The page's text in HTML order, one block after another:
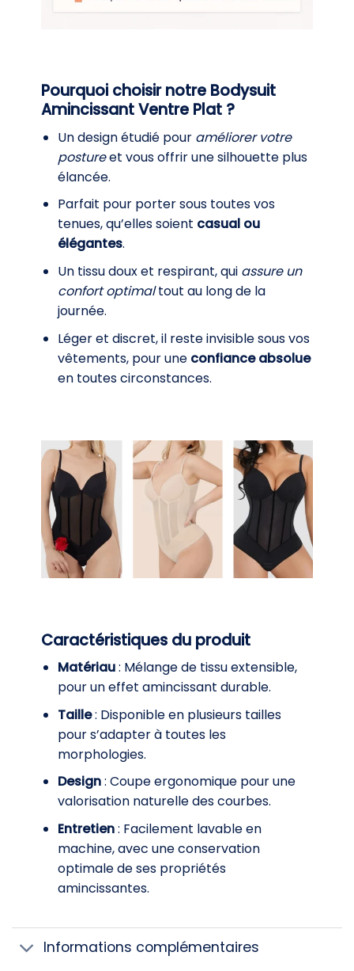
Pourquoi choisir notre Bodysuit
Amincissant Ventre Plat ?
Un design étudié pour améliorer votre
postureet vous offrir une silhouette plus
élancée.
Parfait pour porter sous toutes vos
tenues, qu’elles soient casual ou
élégantes.
Un tissu doux et respirant, qui assure un
confort optimaltout au long de la
journée.
Léger et discret, il reste invisible sous vos
vêtements, pour une confiance absolue
en toutes circonstances.
Caractéristiques du produit
Matériau: Mélange de tissu extensible,
pour un effet amincissant durable.
Taille: Disponible en plusieurs tailles
pour s’adapter à toutes les
morphologies.
Design: Coupe ergonomique pour une
valorisation naturelle des courbes.
Entretien: Facilement lavable en
machine, avec une conservation
optimale de ses propriétés
amincissantes.
Informations complémentaires